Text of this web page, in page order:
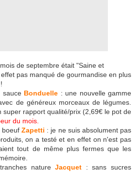
de septembre était "Saine et
pas manqué de gourmandise en plus
sauce Bonduelle : une nouvelle gamme
de généreux morceaux de légumes.
super rapport qualité/prix (2,69€ le pot de
du mois.
boeufZapetti : je ne suis absolument pas
on a testé et en effet on n'est pas
tout de même plus fermes que les
natureJacquet : sans sucres